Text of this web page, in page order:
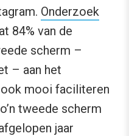
Onderzoek
84% van de
scherm –
– aan het
mooi faciliteren
tweede scherm
jaar